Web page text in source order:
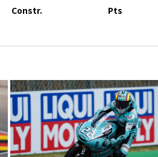
Constr. Pts